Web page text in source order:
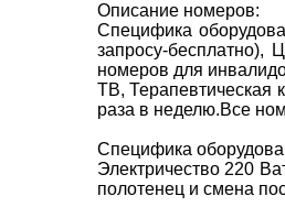
Описание номеров:
Специфика
запросу-бесплатно),
номеров для
ТВ, Терапевтическая
раза в неделю.Все
Специфика
Электричество 220
полотенец и смена